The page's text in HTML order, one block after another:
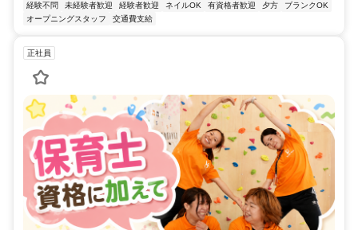
経験不問
未経験者歓迎 経験者歓迎 ネイルOK 有資格者歓迎 夕方
ブランクOK
オープニングスタッフ
交通費支給
正社員